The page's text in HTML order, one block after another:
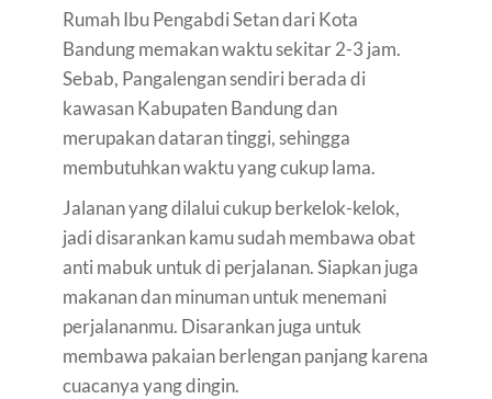
Rumah Ibu Pengabdi Setan dari Kota
Bandung memakan waktu sekitar 2-3 jam.
Sebab, Pangalengan sendiri berada di
kawasan Kabupaten Bandung dan
merupakan dataran tinggi, sehingga
membutuhkan waktu yang cukup lama.
Jalanan yang dilalui cukup berkelok-kelok,
jadi disarankan kamu sudah membawa obat
anti mabuk untuk di perjalanan. Siapkan juga
makanan dan minuman untuk menemani
perjalananmu. Disarankan juga untuk
membawa pakaian berlengan panjang karena
cuacanya yang dingin.